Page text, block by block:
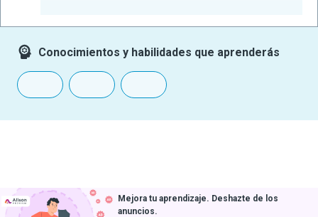
Conocimientos y habilidades que aprenderás
Mejora tu aprendizaje. Deshazte de los
anuncios.